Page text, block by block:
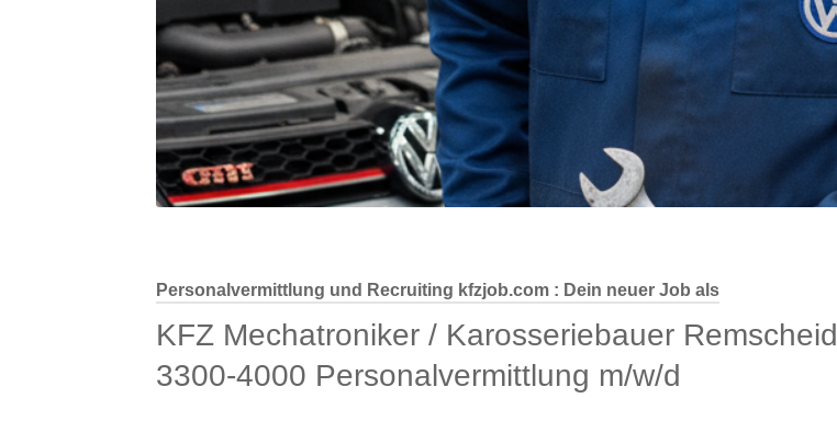
Personalvermittlung und Recruiting kfzjob.com : Dein neuer Job als
KFZ Mechatroniker / Karosseriebauer Remscheid
3300-4000 Personalvermittlung m/w/d